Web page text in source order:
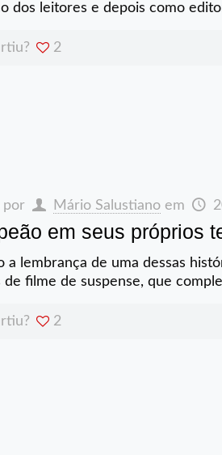
dos leitores e depois como
2
por Mário Salustiano em
em seus próprios
a lembrança de uma dessas
de filme de suspense, que
2